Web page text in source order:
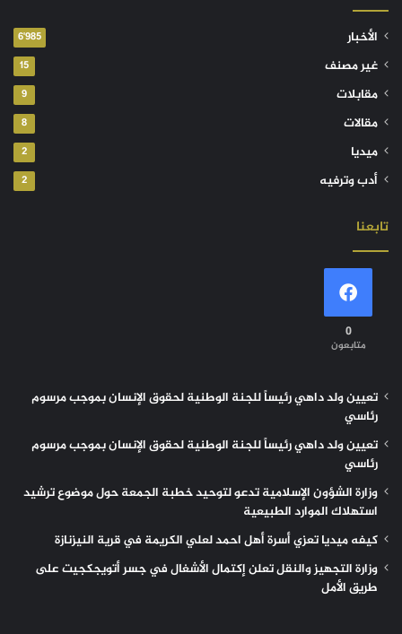
الأخبار 6٬985
غير مصنف 15
مقابلات 9
مقالات 8
ميديا 2
أدب وترفيه 2
تابعنا
0
متابعون
تعيين ولد داهي رئيساً للجنة الوطنية لحقوق الإنسان بموجب مرسوم
رئاسي
تعيين ولد داهي رئيساً للجنة الوطنية لحقوق الإنسان بموجب مرسوم
رئاسي
وزارة الشؤون الإسلامية تدعو لتوحيد خطبة الجمعة حول موضوع ترشيد
استهلاك الموارد الطبيعية
كيفه ميديا تعزي أسرة أهل احمد لعلي الكريمة في قرية النيزنازة
وزارة التجهيز والنقل تعلن إكتمال الأشغال في جسر أتويجكجيت على
طريق الأمل